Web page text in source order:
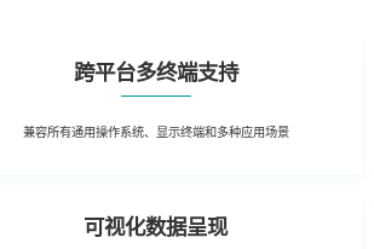
跨平台多终端支持
兼容所有通用操作系统、 显示终端和多种应用场景
可视化数据呈现